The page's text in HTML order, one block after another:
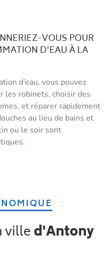
VOUS POUR
D'EAU À LA
d’eau, vous pouvez
les robinets, choisir des
et réparer rapidement
au lieu de bains et
ou le soir sont
villed'Antony